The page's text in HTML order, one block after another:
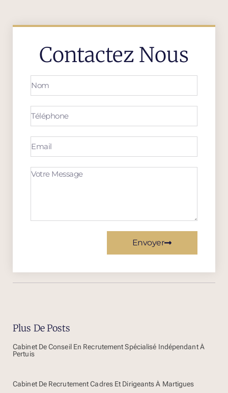
Contactez Nous
Envoyer
Plus De Posts
Cabinet De Conseil En Recrutement Spécialisé Indépendant À
Pertuis
Cabinet De Recrutement Cadres Et Dirigeants À Martigues